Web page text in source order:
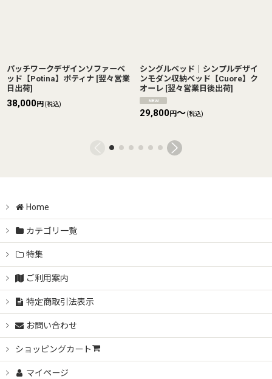
パッチワークデザインソファーベ
ッド【Potina】ポティナ [翌々営業
日出荷]
38,000円 (税込)
シングルベッド｜シンプルデザイ
ンモダン収納ベッド【Cuore】ク
オーレ [翌々営業日後出荷]
29,800円～(税込)
Home
カテゴリ一覧
特集
ご利用案内
特定商取引法表示
お問い合わせ
ショッピングカート
マイページ